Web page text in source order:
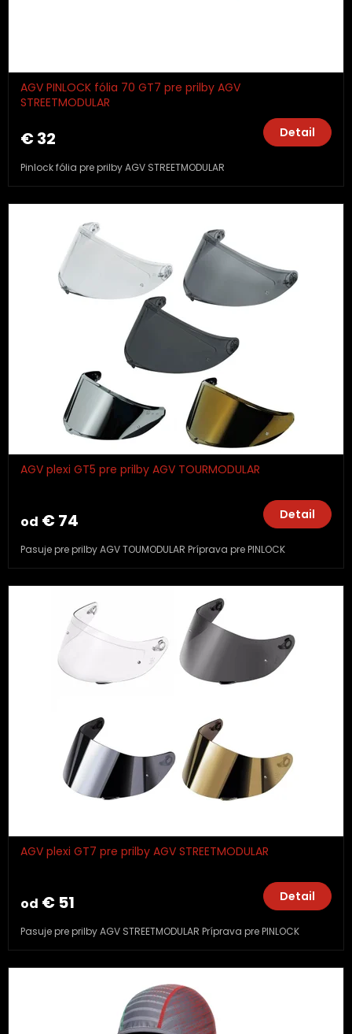
AGV PINLOCK fólia 70 GT7 pre prilby AGV
STREETMODULAR
€ 32 Detail
Pinlock fólia pre prilby AGV STREETMODULAR
AGV plexi GT5 pre prilby AGV TOURMODULAR
od € 74 Detail
Pasuje pre prilby AGV TOUMODULAR Príprava pre PINLOCK
AGV plexi GT7 pre prilby AGV STREETMODULAR
od € 51 Detail
Pasuje pre prilby AGV STREETMODULAR Príprava pre PINLOCK